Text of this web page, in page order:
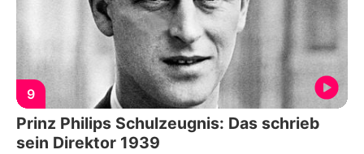
9
Prinz Philips Schulzeugnis: Das schrieb
sein Direktor 1939